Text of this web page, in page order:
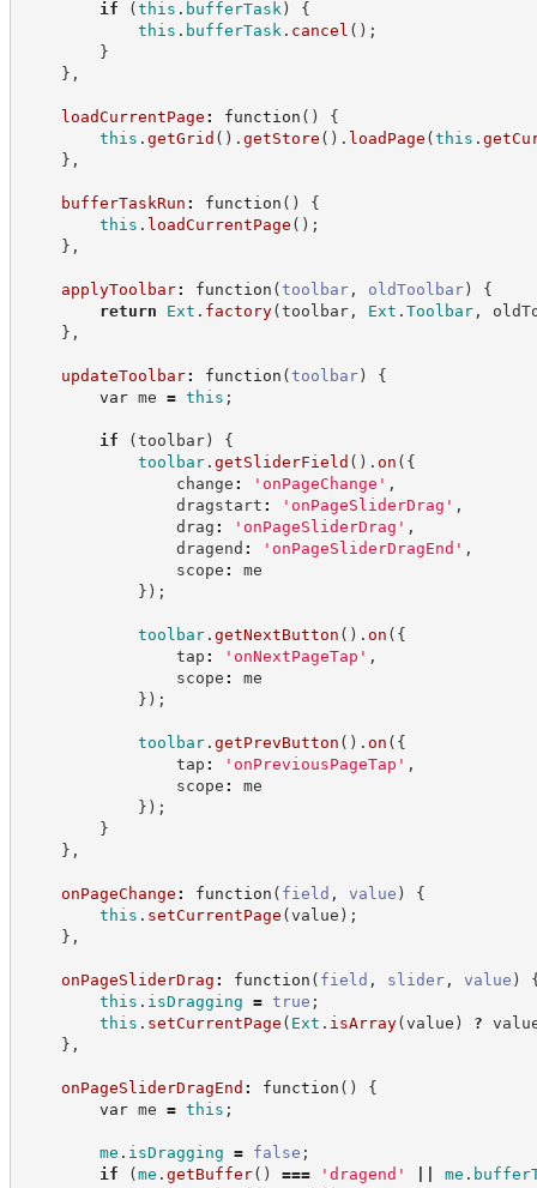
if (this . bufferTask )
{
this . bufferTask . cancel ( ) ;
}
} ,
loadCurrentPage : function ( )
{
this . getGrid ( ) . getStore ( ) . loadPage (this .
} ,
bufferTaskRun : function ( )
{
this . loadCurrentPage ( ) ;
} ,
applyToolbar: function (toolbar, oldToolbar)
{
return
Ext . factory(toolbar, Ext . Toolbar,
} ,
updateToolbar: function (toolbar)
{
var me = this ;
if (toolbar)
{
toolbar. getSliderField ( ) . on ( {
change : ' onPageChange ' ,
dragstart : ' onPageSliderDrag ' ,
drag : ' onPageSliderDrag ' ,
dragend : ' onPageSliderDragEnd ' ,
scope :
me
} ) ;
toolbar. getNextButton ( ) . on ( {
tap : ' onNextPageTap ' ,
scope :
me
} ) ;
toolbar. getPrevButton ( ) . on ( {
tap : ' onPreviousPageTap ' ,
scope :
me
} ) ;
}
} ,
onPageChange : function ( field , value )
{
this . setCurrentPage (value ) ;
} ,
onPageSliderDrag : function ( field , slider, value )
this . isDragging = true ;
this . setCurrentPage ( Ext . isArray(value ) ?
} ,
onPageSliderDragEnd : function ( )
{
var me = this ;
me . isDragging = false ;
if
(me . getBuffer( ) === ' dragend ' me .